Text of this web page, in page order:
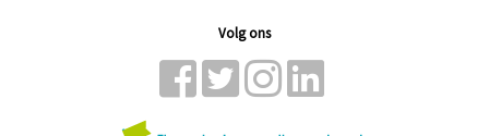
Volg ons